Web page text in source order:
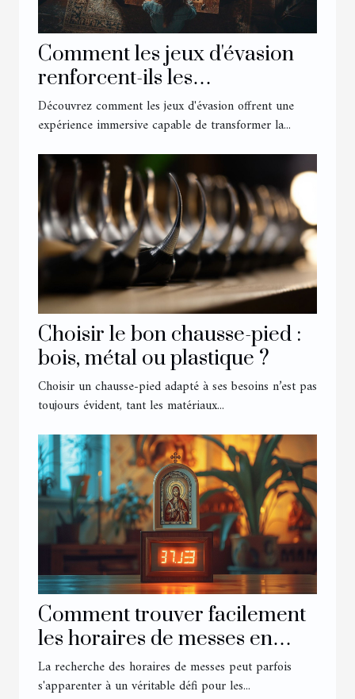
Comment les jeux d'évasion
renforcent-ils les
compétences en équipe ?
Découvrez comment les jeux d'évasion offrent une
expérience immersive capable de transformer la...
Choisir le bon chausse-pied :
bois, métal ou plastique ?
Choisir un chausse-pied adapté à ses besoins n’est pas
toujours évident, tant les matériaux...
Comment trouver facilement
les horaires de messes en
ligne
La recherche des horaires de messes peut parfois
s'apparenter à un véritable défi pour les...